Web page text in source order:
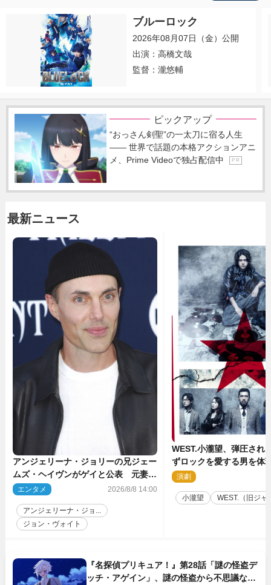
ブルーロック
2026年08月07日（金）公開
出演：高橋文哉
監督：瀧悠輔
ピックアップ
“おっさん剣聖”の一太刀に宿る人生
―― 世界で話題の本格アクションアニ
メ、Prime Videoで独占配信中
P R
最新ニュース
アンジェリーナ・ジョリーの兄ジェー
ムズ・ヘイヴンがゲイと公表 元妻の
生配信で明らかに
エンタメ 2026/8/8 14:00
アンジェリーナ・ジョ...
ジョン・ヴォイト
WEST.小瀧望、弾圧され
ずロックを愛する男を
台『ロックンロール』ビ
演劇
小瀧望 WEST.（旧ジャ
『名探偵プリキュア！』第28話「謎の怪盗デ
ッチ・アゲイン」、謎の怪盗から不思議な予